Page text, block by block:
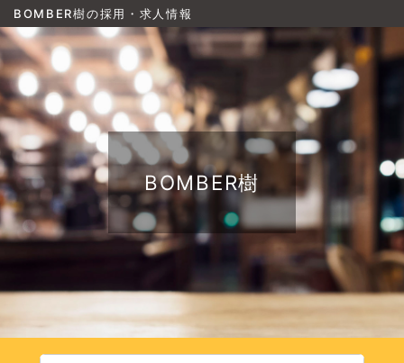
BOMBER樹の採用・求人情報
BOMBER樹